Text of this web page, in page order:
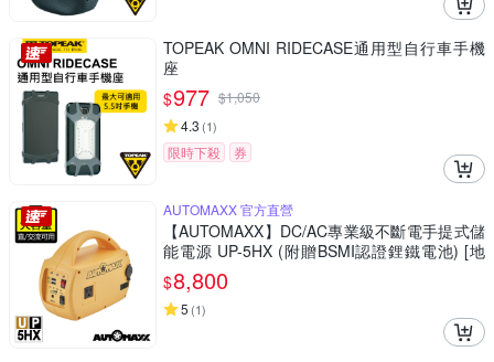
TOPEAK OMNI RIDECASE通用型自行車手機
座
$977 $1,050
4.3 (1)
限時下殺 券
AUTOMAXX 官方直營
【AUTOMAXX】DC/AC專業級不斷電手提式儲
能電源 UP-5HX (附贈BSMI認證鋰鐵電池) [地
震/防災/停電/救急]
$8,800
5 (1)